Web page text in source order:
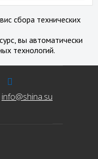
info@shina.su
сбора технических
вы автоматически
технологий.